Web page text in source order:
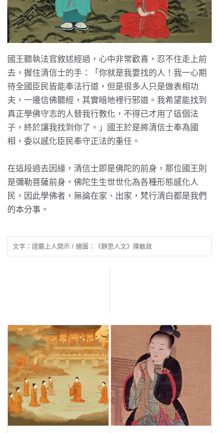
國王聽執法官敘述經過，心中非常歡喜，忍不住走上前
去，握住清信士的手：「你就是我要找的人！我一心期
待全國臣民皆能奉法行道，但是很多人只是做表相功
夫，一邊信佛聽經，其實暗地裡行邪道。我希望能找到
真正學佛守志的人替我行教化，不得已才用了這個法
子，終於讓我找到你了。」國王於是將清信士奉為國
相，委以感化臣民奉守正法的重任。
在這段過去因緣，清信士即是佛陀的前身，那位國王則
是彌勒菩薩前身。佛陀生生世世化為各種形態感化人
民，因此學佛者，無論在家、出家，梵行清白都是我們
的本分事。
文字：證嚴上人開示 / 繪圖：《靜思人文》陳敏政